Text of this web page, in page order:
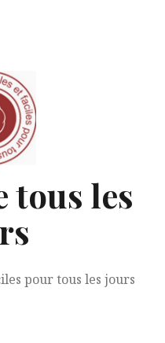
tous les
pour tous les jours